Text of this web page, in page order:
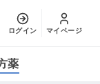
ログイン マイページ
薬